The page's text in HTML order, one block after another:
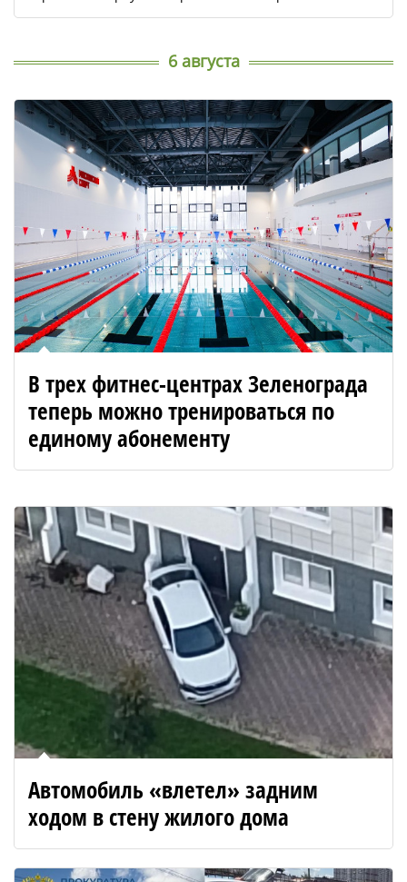
6 августа
В трех фитнес-центрах Зеленограда
теперь можно тренироваться по
единому абонементу
Автомобиль «влетел» задним
ходом в стену жилого дома